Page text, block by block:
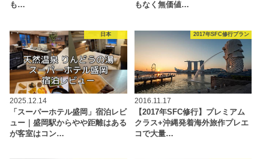
も…
もなく無価値…
日本
2025.12.14
「スーパーホテル盛岡」宿泊レビ
ュー｜盛岡駅からやや距離はある
が客室はコン…
2017年SFC修行プラン
2016.11.17
【2017年SFC修行】プレミアム
クラス+沖縄発着海外旅作プレエ
コで大量…